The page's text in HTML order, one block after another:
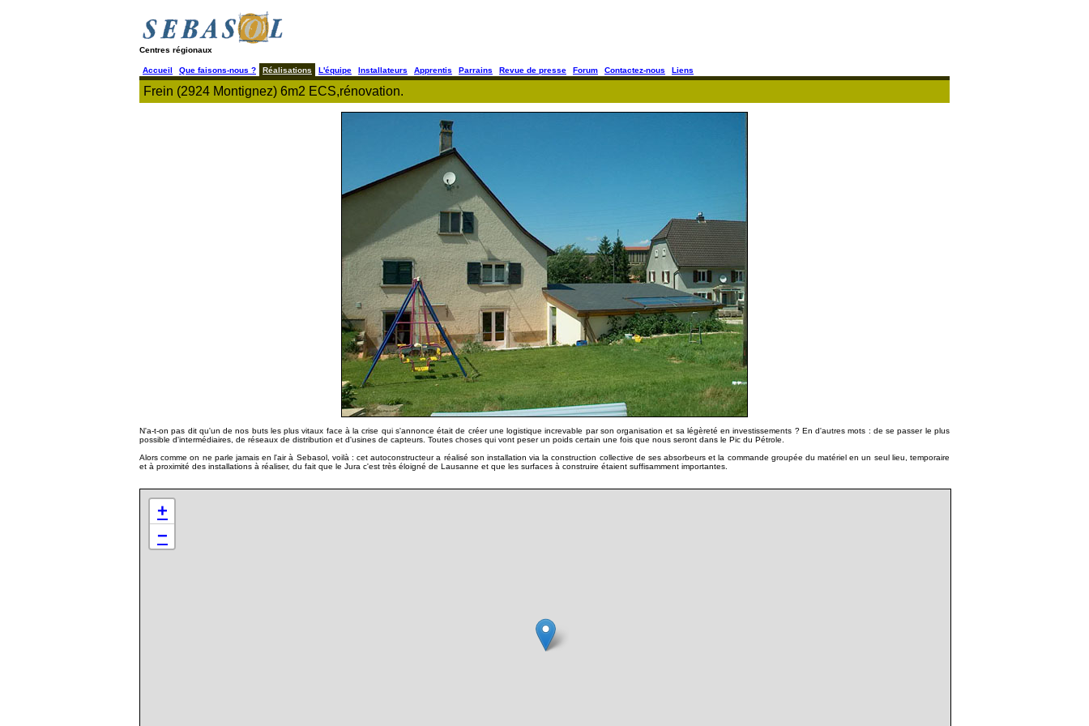
Centres régionaux
Accueil Que faisons-nous ? Réalisations L'équipe Installateurs Apprentis Parrains Revue de presse Forum Contactez-nous Liens
Frein (2924 Montignez) 6m2 ECS,rénovation.
N'a-t-on pas dit qu'un de nos buts les plus vitaux face à la crise qui s'annonce était de créer une logistique increvable par son organisation et sa légèreté en investissements ? En d'autres mots : de se passer le plus
possible d'intermédiaires, de réseaux de distribution et d'usines de capteurs. Toutes choses qui vont peser un poids certain une fois que nous seront dans le Pic du Pétrole.
Alors comme on ne parle jamais en l'air à Sebasol, voilà : cet autoconstructeur a réalisé son installation via la construction collective de ses absorbeurs et la commande groupée du matériel en un seul lieu, temporaire
et à proximité des installations à réaliser, du fait que le Jura c'est très éloigné de Lausanne et que les surfaces à construire étaient suffisamment importantes.
+
−